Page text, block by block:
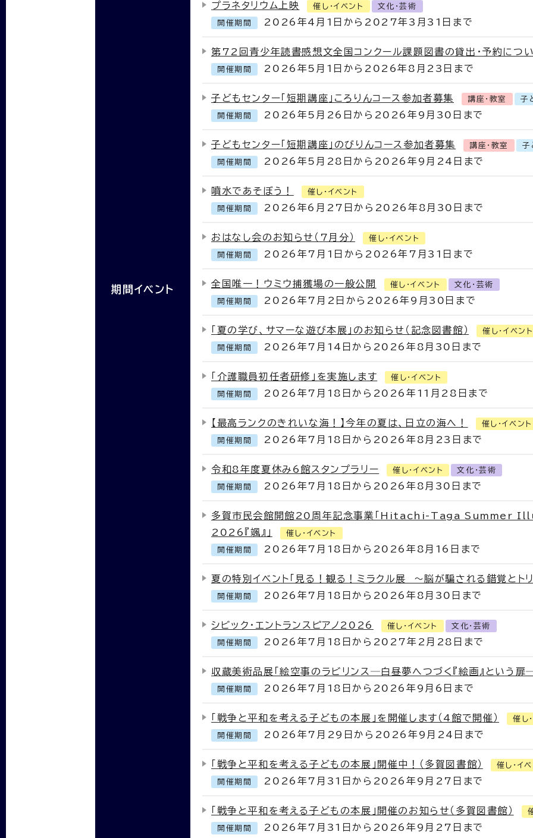
期間イベント
プラネタリウム上映 催し・イベント 文化・芸術
開催期間 2026年4月1日から2027年3月31日まで
第72回青少年読書感想文全国コンクール課題図書の貸出・予約につ
開催期間 2026年5月1日から2026年8月23日まで
子どもセンター「短期講座」ころりんコース参加者募集 講座・教室 子
開催期間 2026年5月26日から2026年9月30日まで
子どもセンター「短期講座」のびりんコース参加者募集 講座・教室 子
開催期間 2026年5月28日から2026年9月24日まで
噴水であそぼう！ 催し・イベント
開催期間 2026年6月27日から2026年8月30日まで
おはなし会のお知らせ（7月分） 催し・イベント
開催期間 2026年7月1日から2026年7月31日まで
全国唯一！ウミウ捕獲場の一般公開 催し・イベント 文化・芸術
開催期間 2026年7月2日から2026年9月30日まで
「夏の学び、サマーな遊び本展」のお知らせ（記念図書館） 催し・イベント
開催期間 2026年7月14日から2026年8月30日まで
「介護職員初任者研修」を実施します 催し・イベント
開催期間 2026年7月18日から2026年11月28日まで
【最高ランクのきれいな海！】今年の夏は、日立の海へ！ 催し・イベント
開催期間 2026年7月18日から2026年8月23日まで
令和8年度夏休み6館スタンプラリー 催し・イベント 文化・芸術
開催期間 2026年7月18日から2026年8月30日まで
多賀市民会館開館20周年記念事業「Hitachi-Taga Summer
2026『颯』」
催し・イベント
開催期間 2026年7月18日から2026年8月16日まで
夏の特別イベント「見る！観る！ミラクル展 ～脳が騙される錯覚とトリ
開催期間 2026年7月18日から2026年8月30日まで
シビック・エントランスピアノ2026 催し・イベント 文化・芸術
開催期間 2026年7月18日から2027年2月28日まで
収蔵美術品展「絵空事のラビリンス─白昼夢へつづく『絵画』という扉─
開催期間 2026年7月18日から2026年9月6日まで
「戦争と平和を考える子どもの本展」を開催します（4館で開催） 催し
開催期間 2026年7月29日から2026年9月24日まで
「戦争と平和を考える子どもの本展」開催中！（多賀図書館） 催し・イベ
開催期間 2026年7月31日から2026年9月27日まで
「戦争と平和を考える子どもの本展」開催のお知らせ（多賀図書館）
開催期間 2026年7月31日から2026年9月27日まで